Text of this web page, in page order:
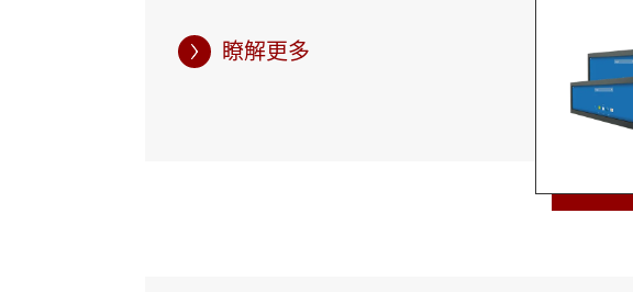
桿、開關、按鈕和品牌來滿足您的特定需求。我們的專家
團隊與您密切合作，確保控制器的各個方面都滿足您的具
體規格，提供真正個性化的解決方案。 除了我們的手持式
業廣告用途的多功能解決方案。ARM長條形數位電子看板
瞭解更多